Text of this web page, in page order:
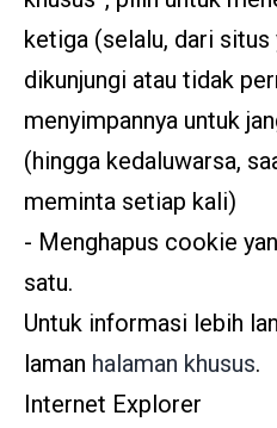
ketiga (selalu, dari situs
dikunjungi atau tidak
menyimpannya untuk
(hingga kedaluwarsa,
meminta setiap kali)
- Menghapus cookie
satu.
Untuk informasi lebih
laman halaman khusus.
Internet Explorer